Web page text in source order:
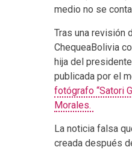
medio no se
Tras una revisión
ChequeaBolivia
hija del
publicada por el
fotógrafo “Satori
Morales.
La noticia falsa
creada después